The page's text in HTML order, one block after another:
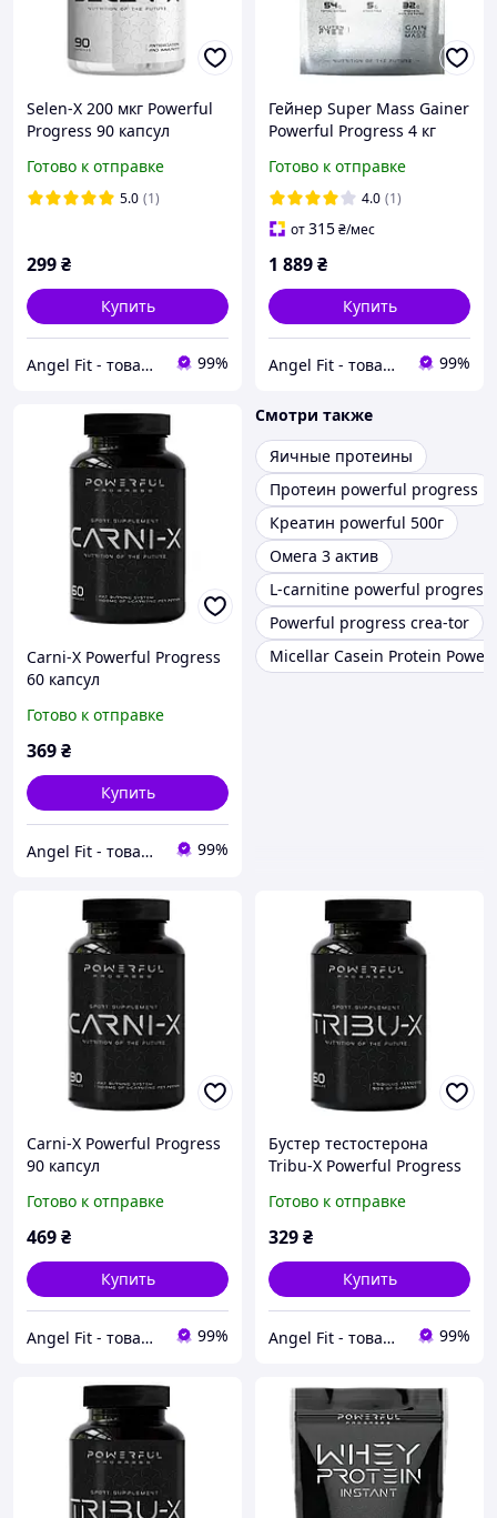
Selen-X 200 мкг Powerful
Progress 90 капсул
Готово к отправке
5.0 (1)
299₴
Купить
Angel Fit - товари для здоров'я, спорту та активного життя 99%
Гейнер Super Mass Gainer
Powerful Progress 4 кг
Готово к отправке
4.0 (1)
от315₴/мес
1 889₴
Купить
Angel Fit - товари для здоров'я, спорту та активного життя 99%
Carni-X Powerful Progress
60 капсул
Готово к отправке
369₴
Купить
Angel Fit - товари для здоров'я, спорту та активного життя 99%
Смотри также
Яичные протеины
Протеин powerful progress
Креатин powerful 500г
Омега 3 актив
L-carnitine powerful progress
Powerful progress crea-tor
Micellar Casein Protein
Carni-X Powerful Progress
90 капсул
Готово к отправке
469₴
Купить
Angel Fit - товари для здоров'я, спорту та активного життя 99%
Бустер тестостерона
Tribu-X Powerful Progress
Готово к отправке
329₴
Купить
Angel Fit - товари для здоров'я, спорту та активного життя 99%